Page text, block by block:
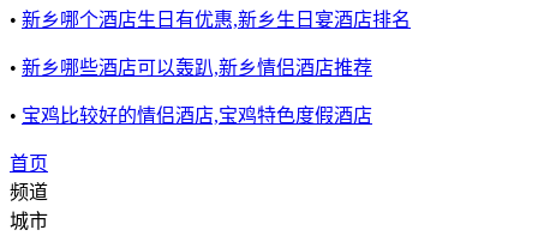
• 新乡哪个酒店生日有优惠,新乡生日宴酒店排名
• 新乡哪些酒店可以轰趴,新乡情侣酒店推荐
• 宝鸡比较好的情侣酒店,宝鸡特色度假酒店
首页
频道
城市